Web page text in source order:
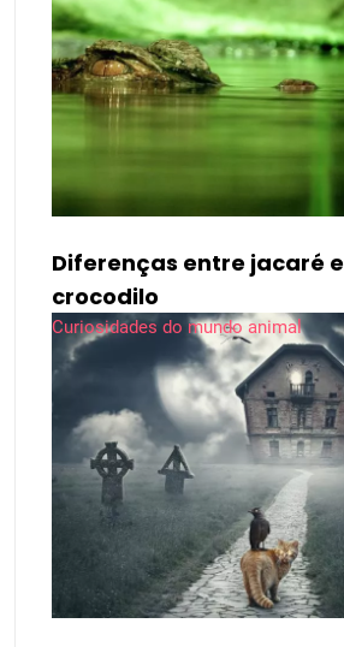
Diferenças entre jacaré e
crocodilo
Curiosidades do mundo animal